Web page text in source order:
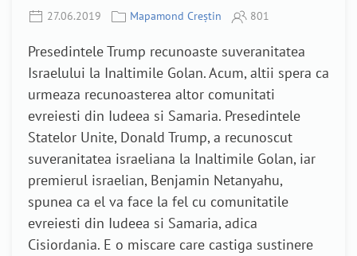
27.06.2019 Mapamond Creștin 801
Presedintele Trump recunoaste suveranitatea
Israelului la Inaltimile Golan. Acum, altii spera ca
urmeaza recunoasterea altor comunitati
evreiesti din Iudeea si Samaria. Presedintele
Statelor Unite, Donald Trump, a recunoscut
suveranitatea israeliana la Inaltimile Golan, iar
premierul israelian, Benjamin Netanyahu,
spunea ca el va face la fel cu comunitatile
evreiesti din Iudeea si Samaria, adica
Cisiordania. E o miscare care castiga sustinere